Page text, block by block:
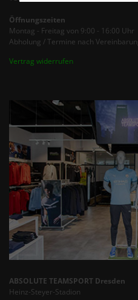
Öffnungszeiten
Montag - Freitag von 9:00 - 16:00 Uhr
Abholung / Termine nach
Vertrag widerrufen
ABSOLUTE TEAMSPORT Dresden
Heinz-Steyer-Stadion